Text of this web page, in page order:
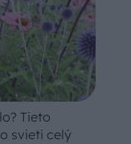
Tieto
svieti celý